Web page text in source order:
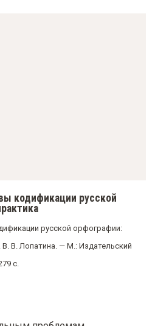
кодификации русской
русской орфографии:
В. Лопатина. — М.: Издательский
с.